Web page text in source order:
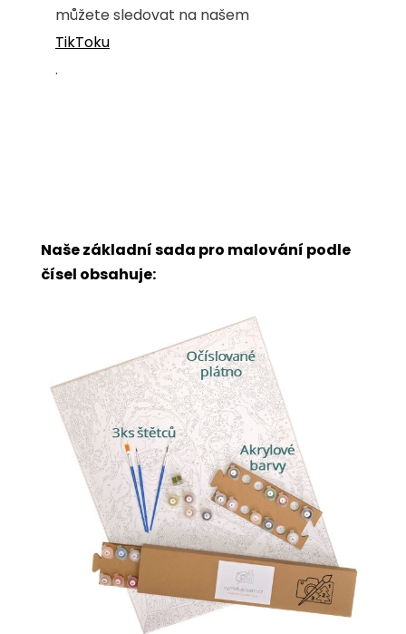
můžete sledovat na našem
TikToku
.
Naše základní sada pro malování podle
čísel obsahuje: